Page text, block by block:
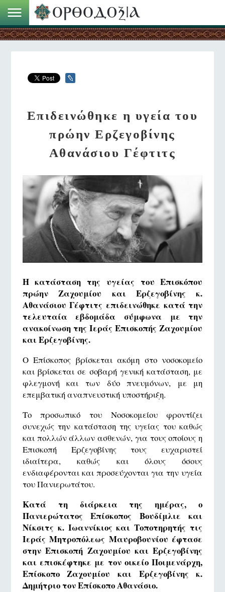
Επιδεινώθηκε η υγεία του
πρώην Ερζεγοβίνης
Αθανάσιου Γέφτιτς
Η κατάσταση της υγείας του Επισκόπου
πρώην Ζαχουμίου και Ερζεγοβίνης κ.
Αθανάσιου Γέφτιτς επιδεινώθηκε κατά την
τελευταία εβδομάδα σύμφωνα με την
ανακοίνωση της Ιεράς Επισκοπής Ζαχουμίου
και Ερζεγοβίνης.
Ο Επίσκοπος βρίσκεται ακόμη στο νοσοκομείο
και βρίσκεται σε σοβαρή γενική κατάσταση, με
φλεγμονή και των δύο πνευμόνων, με μη
επεμβατική αναπνευστική υποστήριξη.
Το προσωπικό του Νοσοκομείου φροντίζει
συνεχώς την κατάσταση της υγείας του καθώς
και πολλών άλλων ασθενών, για τους οποίους η
Επισκοπή Ερζεγοβίνης τους ευχαριστεί
ιδιαίτερα, καθώς και όλους όσους
ενδιαφέρονται και προσεύχονται για την υγεία
του Πανιερωτάτου.
Κατά τη διάρκεια της ημέρας, ο
Πανιερώτατος Επίσκοπος Βουδίμλιε και
Νίκσιτς κ. Ιωαννίκιος και Τοποτηρητής τις
Ιεράς Μητροπόλεως Μαυροβουνίου έφτασε
στην Επισκοπή Ζαχουμίου και Ερζεγοβίνης
και επισκέφτηκε με τον οικείο Ποιμενάρχη,
Επίσκοπο Ζαχουμίου και Ερζεγοβίνης κ.
Δημήτριο τον Επίσκοπο Αθανάσιο.